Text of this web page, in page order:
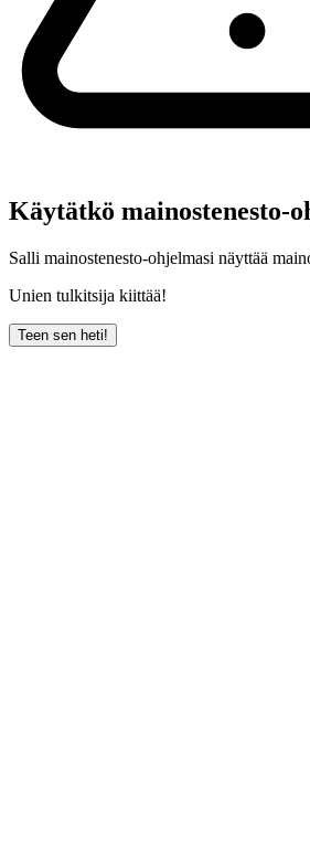
Käytätkö mainostenesto-
Salli mainostenesto-ohjelmasi näyttää
Unien tulkitsija kiittää!
Teen sen heti!